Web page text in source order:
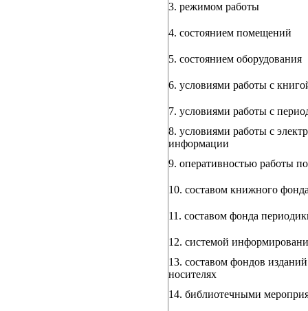
3. режимом работы
4. состоянием помещений
5. состоянием оборудования
6. условиями работы с
7. условиями работы с
8. условиями работы с
информации
9. оперативностью работы
10. составом книжного
11. составом фонда
12. системой
13. составом фондов
носителях
14. библиотечными